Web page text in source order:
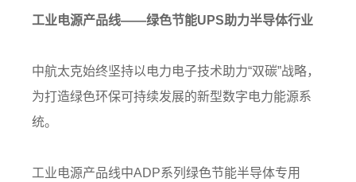
工业电源产品线——绿色节能UPS助力半导体行业
中航太克始终坚持以电力电子技术助力“双碳”战略，
为打造绿色环保可持续发展的新型数字电力能源系
统。
工业电源产品线中ADP系列绿色节能半导体专用